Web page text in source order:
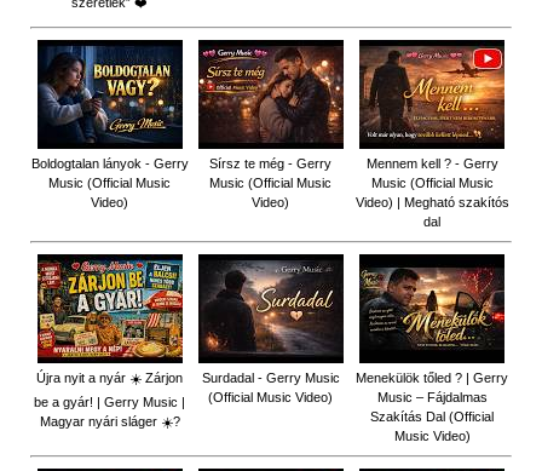
Boldogtalan lányok - Gerry
Music (Official Music
Video)
Sírsz te még - Gerry
Music (Official Music
Video)
Mennem kell ? - Gerry
Music (Official Music
Video) | Megható szakítós
dal
Újra nyit a nyár ☀️ Zárjon
be a gyár! | Gerry Music |
Magyar nyári sláger ☀️?
Surdadal - Gerry Music
(Official Music Video)
Menekülök tőled ? | Gerry
Music – Fájdalmas
Szakítás Dal (Official
Music Video)